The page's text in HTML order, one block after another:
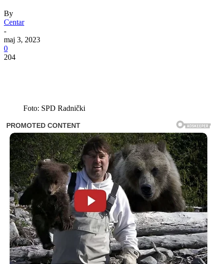
By
Centar
-
maj 3, 2023
0
204
Foto: SPD Radnički